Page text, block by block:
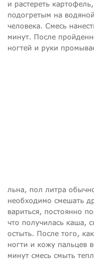
и растереть
подогретым на
человека. Смесь
минут. После
ногтей и руки
льна, пол литра
необходимо смешать
вариться, постоянно
что получилась каша,
остыть. После того,
ногти и кожу пальцев
минут смесь смыть